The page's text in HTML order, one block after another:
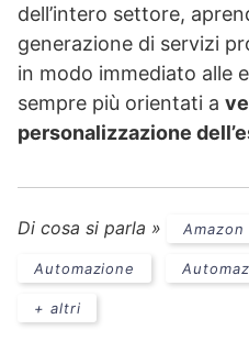
dell’intero settore,
generazione di servizi
in modo immediato alle
sempre più orientati a
personalizzazione
Di cosa si parla » Amazon
Automazione
+ altri